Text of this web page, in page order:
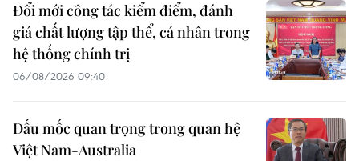
Đổi mới công tác kiểm điểm, đánh
giá chất lượng tập thể, cá nhân trong
hệ thống chính trị
06/08/2026 09:40
Dấu mốc quan trọng trong quan hệ
Việt Nam-Australia